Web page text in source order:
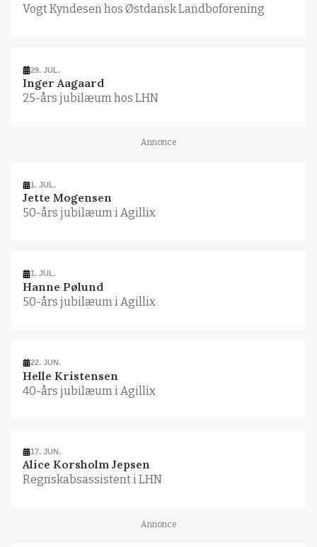
Vogt Kyndesen hos Østdansk Landboforening
29. JUL.
Inger Aagaard
25-års jubilæum hos LHN
Annonce
1. JUL.
Jette Mogensen
50-års jubilæum i Agillix
1. JUL.
Hanne Pølund
50-års jubilæum i Agillix
22. JUN.
Helle Kristensen
40-års jubilæum i Agillix
17. JUN.
Alice Korsholm Jepsen
Regnskabsassistent i LHN
Annonce